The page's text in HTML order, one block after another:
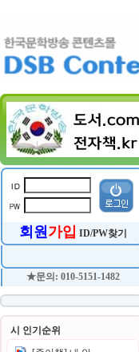
회원가입 ID/PW찾기
★문의: 010-5151-1482
시 인기순위